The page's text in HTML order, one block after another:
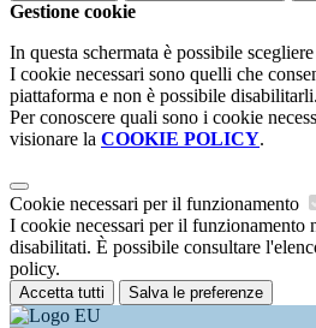
Gestione cookie
In questa schermata è possibile
I cookie necessari sono quelli che
piattaforma e non è possibile disabilitarli.
Per conoscere quali sono i cookie
visionare la COOKIE POLICY.
Cookie necessari per il funzionamento
I cookie necessari per il funzionamento
disabilitati. È possibile consultare
policy.
Accetta tutti Salva le preferenze